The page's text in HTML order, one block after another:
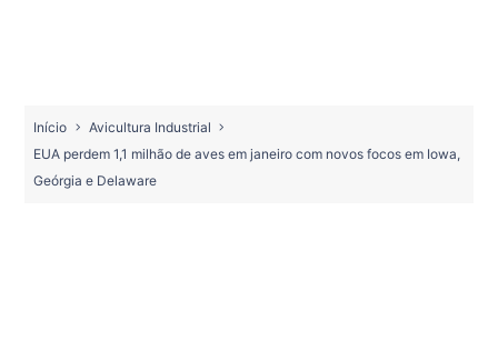
Início
Avicultura Industrial
EUA perdem 1,1 milhão de aves em janeiro com novos focos em Iowa,
Geórgia e Delaware